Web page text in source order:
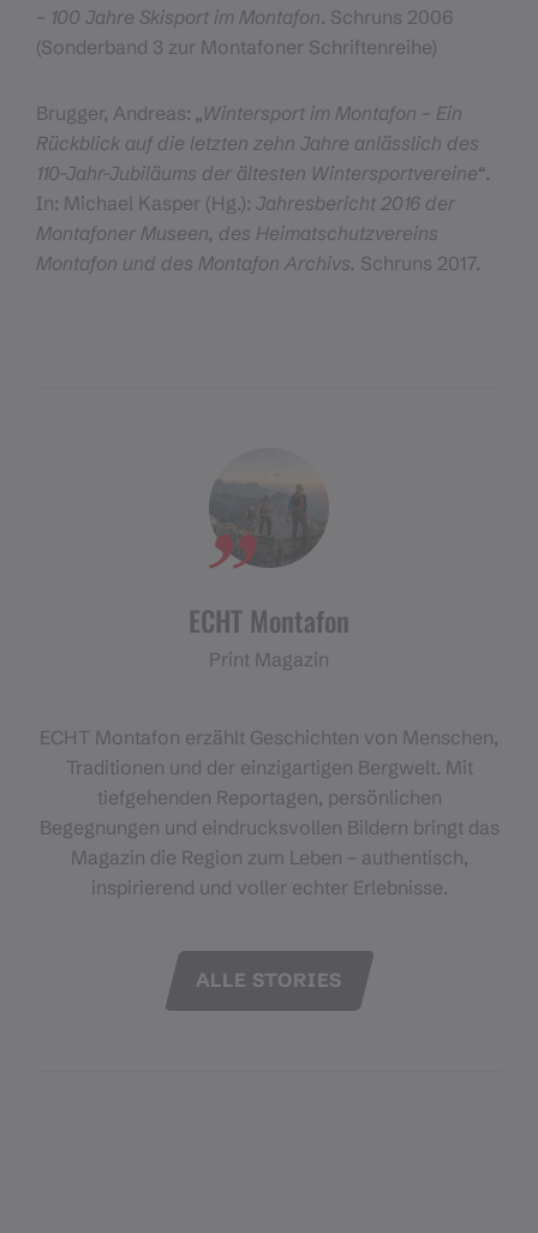
– 100 Jahre Skisport im Montafon. Schruns 2006
(Sonderband 3 zur Montafoner Schriftenreihe)
Brugger, Andreas: „Wintersport im Montafon – Ein
Rückblick auf die letzten zehn Jahre anlässlich des
110-Jahr-Jubiläums der ältesten Wintersportvereine“.
In: Michael Kasper (Hg.): Jahresbericht 2016 der
Montafoner Museen, des Heimatschutzvereins
Montafon und des Montafon Archivs. Schruns 2017.
ECHT Montafon
Print Magazin
ECHT Montafon erzählt Geschichten von Menschen,
Traditionen und der einzigartigen Bergwelt. Mit
tiefgehenden Reportagen, persönlichen
Begegnungen und eindrucksvollen Bildern bringt das
Magazin die Region zum Leben – authentisch,
inspirierend und voller echter Erlebnisse.
ALLE STORIES